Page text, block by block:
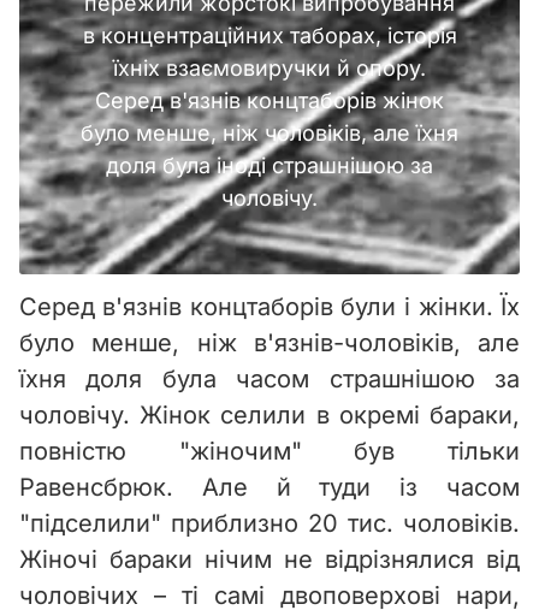
в концентраційних таборах, історія
їхніх взаємовиручки й опору.
Серед в'язнів концтаборів жінок
було менше, ніж чоловіків, але їхня
доля була іноді страшнішою за
чоловічу.
Серед в'язнів концтаборів були і жінки. Їх
було менше, ніж в'язнів-чоловіків, але
їхня доля була часом страшнішою за
чоловічу. Жінок селили в окремі бараки,
повністю "жіночим" був тільки
Равенсбрюк. Але й туди із часом
"підселили" приблизно 20 тис. чоловіків.
Жіночі бараки нічим не відрізнялися від
чоловічих – ті самі двоповерхові нари,